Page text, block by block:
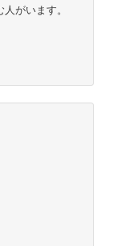
がいます。